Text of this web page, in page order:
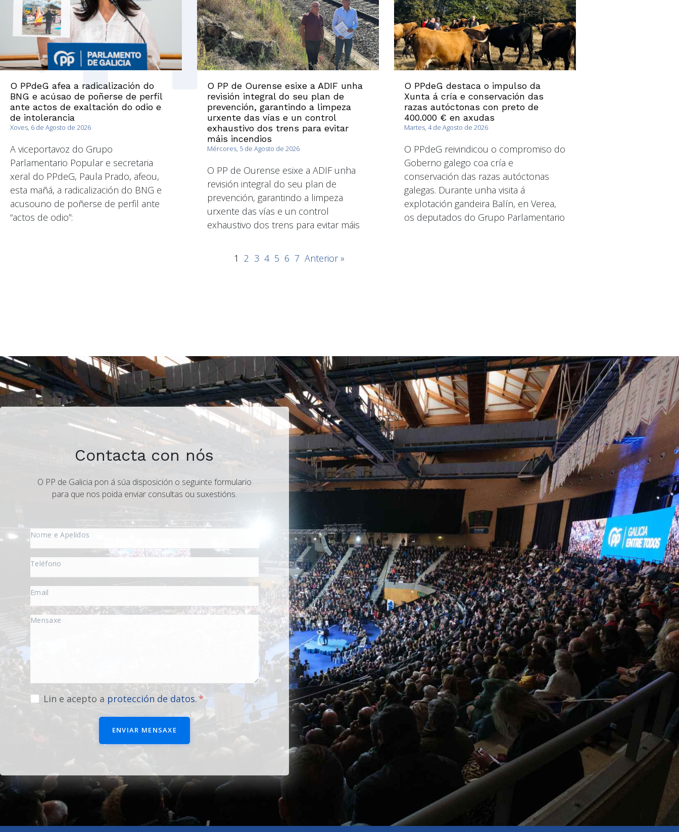
O PPdeG afea a radicalización do
BNG e acúsao de poñerse de perfil
ante actos de exaltación do odio e
de intolerancia
Xoves, 6 de Agosto de 2026
A viceportavoz do Grupo
Parlamentario Popular e secretaria
xeral do PPdeG, Paula Prado, afeou,
esta mañá, a radicalización do BNG e
acusouno de poñerse de perfil ante
“actos de odio”:
O PP de Ourense esixe a ADIF unha
revisión integral do seu plan de
prevención, garantindo a limpeza
urxente das vías e un control
exhaustivo dos trens para evitar
máis incendios
Mércores, 5 de Agosto de 2026
O PP de Ourense esixe a ADIF unha
revisión integral do seu plan de
prevención, garantindo a limpeza
urxente das vías e un control
exhaustivo dos trens para evitar máis
O PPdeG destaca o impulso da
Xunta á cría e conservación das
razas autóctonas con preto de
400.000 € en axudas
Martes, 4 de Agosto de 2026
O PPdeG reivindicou o compromiso do
Goberno galego coa cría e
conservación das razas autóctonas
galegas. Durante unha visita á
explotación gandeira Balín, en Verea,
os deputados do Grupo Parlamentario
1 2 3 4 5 6 7 Anterior »
Contacta con nós
O PP de Galicia pon á súa disposición o seguinte formulario
para que nos poida enviar consultas ou suxestións.
Lin e acepto a protección de datos.
ENVIAR MENSAXE